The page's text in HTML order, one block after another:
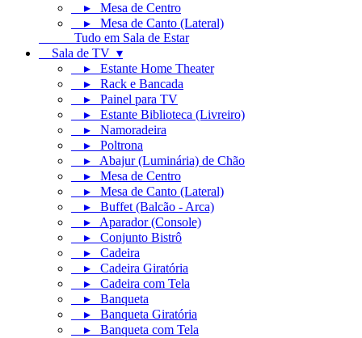
▸ Mesa de Centro
▸ Mesa de Canto (Lateral)
Tudo em Sala de Estar
Sala de TV ▾
▸ Estante Home Theater
▸ Rack e Bancada
▸ Painel para TV
▸ Estante Biblioteca (Livreiro)
▸ Namoradeira
▸ Poltrona
▸ Abajur (Luminária) de Chão
▸ Mesa de Centro
▸ Mesa de Canto (Lateral)
▸ Buffet (Balcão - Arca)
▸ Aparador (Console)
▸ Conjunto Bistrô
▸ Cadeira
▸ Cadeira Giratória
▸ Cadeira com Tela
▸ Banqueta
▸ Banqueta Giratória
▸ Banqueta com Tela